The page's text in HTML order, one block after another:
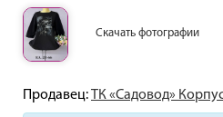
Скачать фотографии
Продавец:ТК «Садовод»